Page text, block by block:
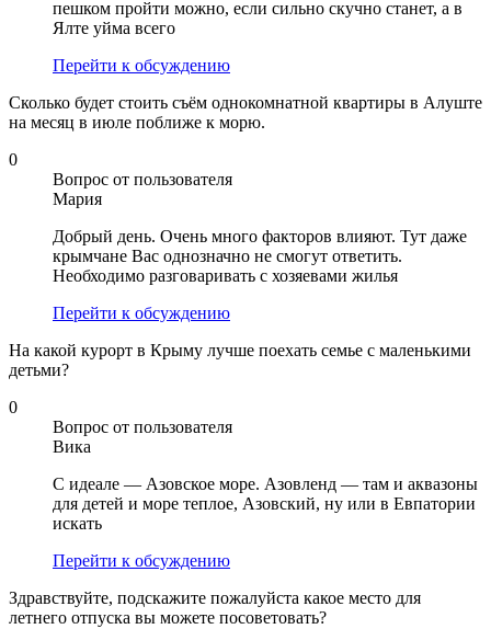
пешком пройти можно, если сильно скучно станет, а в
Ялте уйма всего
Перейти к обсуждению
Сколько будет стоить съём однокомнатной квартиры в Алуште
на месяц в июле поближе к морю.
0
Вопрос от пользователя
Мария
Добрый день. Очень много факторов влияют. Тут даже
крымчане Вас однозначно не смогут ответить.
Необходимо разговаривать с хозяевами жилья
Перейти к обсуждению
На какой курорт в Крыму лучше поехать семье с маленькими
детьми?
0
Вопрос от пользователя
Вика
С идеале — Азовское море. Азовленд — там и аквазоны
для детей и море теплое, Азовский, ну или в Евпатории
искать
Перейти к обсуждению
Здравствуйте, подскажите пожалуйста какое место для
летнего отпуска вы можете посоветовать?